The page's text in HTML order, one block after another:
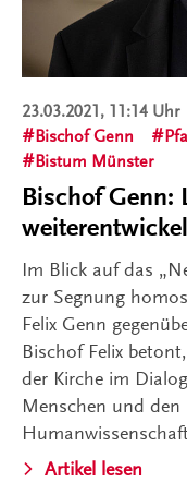
23.03.2021, 11:14 Uhr
Bischof Genn
Bistum Münster
Bischof Genn:
Im Blick auf das
zur Segnung
Felix Genn
Bischof Felix
der Kirche im
Menschen und den
Artikel lesen